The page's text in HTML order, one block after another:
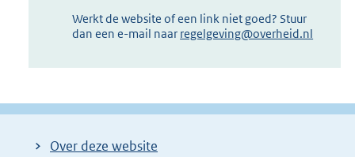
Werkt de website of een link niet goed? Stuur
dan een e-mail naar regelgeving@overheid.nl
Over deze website